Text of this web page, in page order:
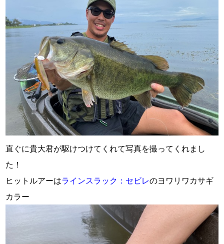
直ぐに貴大君が駆けつけてくれて写真を撮ってくれまし
た！
ヒットルアーはラインスラック：セビレのヨワリワカサギ
カラー